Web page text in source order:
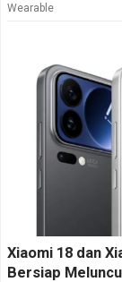
Wearable
Xiaomi 18 dan
Bersiap